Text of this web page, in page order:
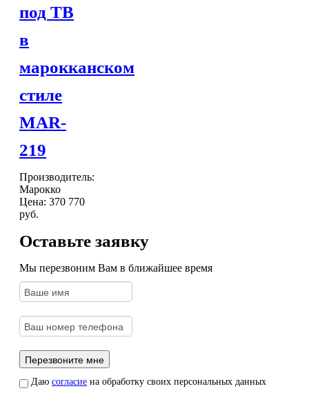
под ТВ
в
марокканском
стиле
MAR-
219
Производитель:
Марокко
Цена: 370 770
руб.
Оставьте заявку
Мы перезвоним Вам в ближайшее время
Даю согласие на обработку своих персональных данных